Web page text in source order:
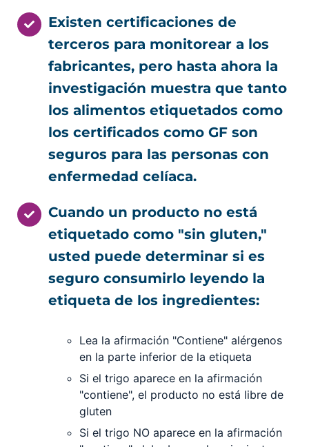
Existen certificaciones de
terceros para monitorear a los
fabricantes, pero hasta ahora la
investigación muestra que tanto
los alimentos etiquetados como
los certificados como GF son
seguros para las personas con
enfermedad celíaca.
Cuando un producto no está
etiquetado como "sin gluten,"
usted puede determinar si es
seguro consumirlo leyendo la
etiqueta de los ingredientes:
Lea la afirmación "Contiene" alérgenos
en la parte inferior de la etiqueta
Si el trigo aparece en la afirmación
"contiene", el producto no está libre de
gluten
Si el trigo NO aparece en la afirmación